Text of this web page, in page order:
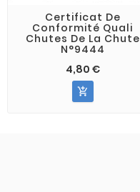
Certificat De
Conformité Quali
Chutes De La Chute
N°9444
4,80 €
